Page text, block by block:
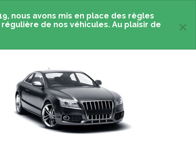
nous avons mis en place des règles
de nos véhicules. Au plaisir de
×